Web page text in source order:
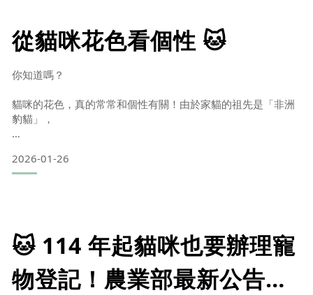
就會延續這個習慣，出現「踏踏行為」。2️⃣ 踏踏代表「這裡很
安全、很放鬆」當貓咪在你身上踏踏時，
👉 牠其實在說：「我很信任這裡」
也就是
從貓咪花色看個性 🐱
你知道嗎？
貓咪的花色，真的常常和個性有關！由於家貓的祖先是「非洲
豹貓」，
在長時間的演化與繁殖中，不同花色不只外型不同，
👉 看看是不是和你家貓主子的個性一模一樣！🧡 橘貓｜熱情
派社交王說到貓界的代表人物，怎麼能不提橘貓？橘貓給人的
第一印象通常是：
2026-01-26
🐱 114 年起貓咪也要辦理寵
物登記！農業部最新公告一